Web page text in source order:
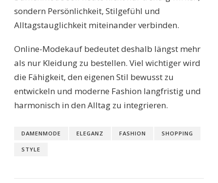
sondern Persönlichkeit, Stilgefühl und
Alltagstauglichkeit miteinander verbinden.
Online-Modekauf bedeutet deshalb längst mehr
als nur Kleidung zu bestellen. Viel wichtiger wird
die Fähigkeit, den eigenen Stil bewusst zu
entwickeln und moderne Fashion langfristig und
harmonisch in den Alltag zu integrieren.
DAMENMODE ELEGANZ FASHION SHOPPING
STYLE